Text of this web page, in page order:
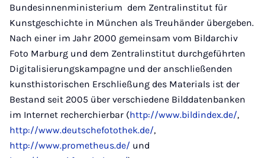
Bundesinnenministerium dem Zentralinstitut für
Kunstgeschichte in München als Treuhänder übergeben.
Nach einer im Jahr 2000 gemeinsam vom Bildarchiv
Foto Marburg und dem Zentralinstitut durchgeführten
Digitalisierungskampagne und der anschließenden
kunsthistorischen Erschließung des Materials ist der
Bestand seit 2005 über verschiedene Bilddatenbanken
im Internet recherchierbar (http://www.bildindex.de/,
http://www.deutschefotothek.de/,
http://www.prometheus.de/ und